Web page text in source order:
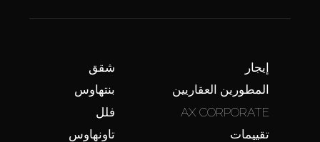
شقق
بنتهاوس
فلل
تاونهاوس
إيجار
المطورين العقاريين
AX CORPORATE
تقييمات